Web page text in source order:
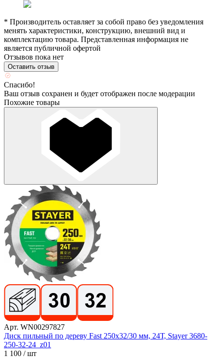
* Производитель оставляет за собой право без уведомления
менять характеристики, конструкцию, внешний вид и
комплектацию товара. Представленная информация не
является публичной офертой
Отзывов пока нет
Оставить отзыв
Спасибо!
Ваш отзыв сохранен и будет отображен после модерации
Похожие товары
Арт. WN00297827
Диск пильный по дереву Fast 250x32/30 мм, 24Т, Stayer 3680-
250-32-24_z01
1 100 / шт